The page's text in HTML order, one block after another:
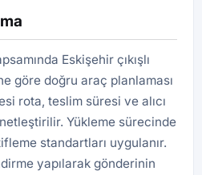
Eskişehir çıkışlı
göre doğru araç planlaması
rota, teslim süresi ve alıcı
Yükleme sürecinde
standartları uygulanır.
yapılarak gönderinin